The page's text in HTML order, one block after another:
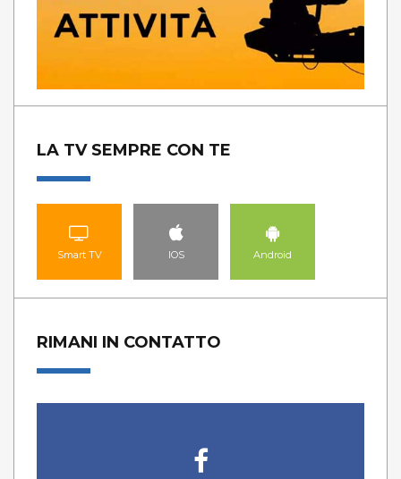
LA TV SEMPRE CON TE
Smart TV IOS Android
RIMANI IN CONTATTO